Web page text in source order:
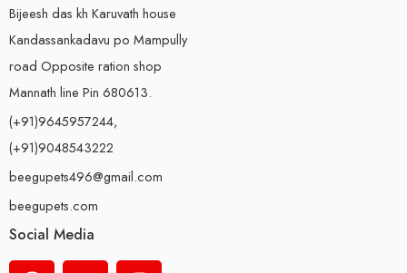
Bijeesh das kh Karuvath house
Kandassankadavu po Mampully
road Opposite ration shop
Mannath line Pin 680613.
(+91)9645957244,
(+91)9048543222
beegupets496@gmail.com
beegupets.com
Social Media